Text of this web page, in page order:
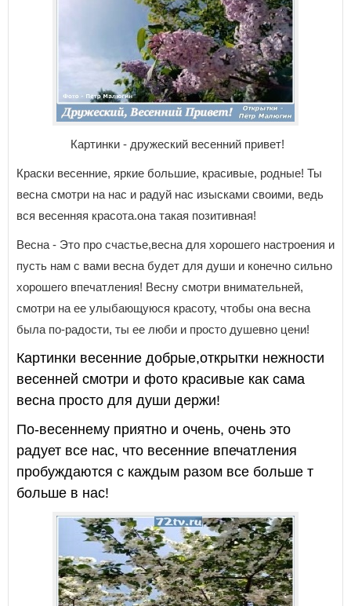
Картинки - дружеский весенний привет!
Краски весенние, яркие большие, красивые, родные! Ты
весна смотри на нас и радуй нас изысками своими, ведь
вся весенняя красота.она такая позитивная!
Весна - Это про счастье,весна для хорошего настроения и
пусть нам с вами весна будет для души и конечно сильно
хорошего впечатления! Весну смотри внимательней,
смотри на ее улыбающуюся красоту, чтобы она весна
была по-радости, ты ее люби и просто душевно цени!
Картинки весенние добрые,открытки нежности
весенней смотри и фото красивые как сама
весна просто для души держи!
По-весеннему приятно и очень, очень это
радует все нас, что весенние впечатления
пробуждаются с каждым разом все больше т
больше в нас!